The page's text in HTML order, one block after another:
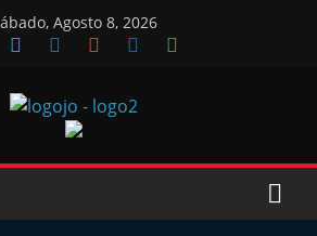
Agosto 8, 2026
Jornal